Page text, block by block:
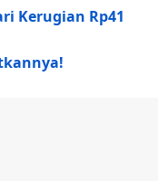
Kerugian Rp41